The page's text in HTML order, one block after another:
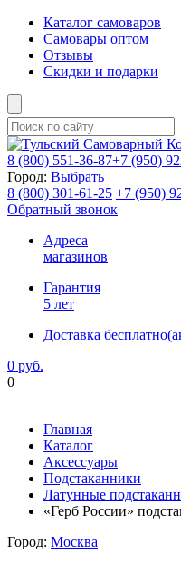
Каталог самоваров
Самовары оптом
Отзывы
Скидки и подарки
8 (800) 551-36-87+7 (950)
Город: Выбрать
8 (800) 301-61-25 +7 (950)
Обратный звонок
Адреса
магазинов
Гарантия
5 лет
Доставка бесплатно
0 руб.
0
Главная
Каталог
Аксессуары
Подстаканники
Латунные
«Герб России»
Город: Москва